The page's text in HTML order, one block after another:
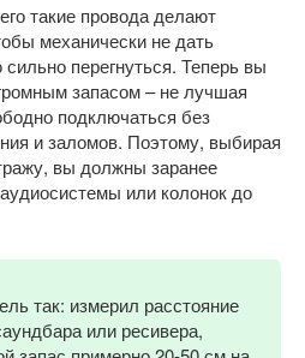
такие провода делают
механически не дать
перегнуться. Теперь вы
запасом – не лучшая
подключаться без
и заломов. Поэтому, выбирая
вы должны заранее
или колонок до
так: измерил расстояние
или ресивера,